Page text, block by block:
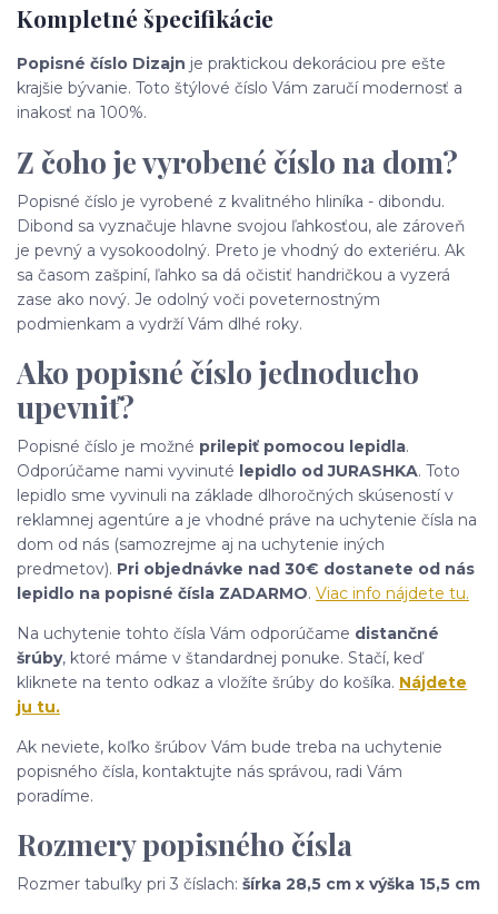
Kompletné špecifikácie
Popisné číslo Dizajn je praktickou dekoráciou pre ešte
krajšie bývanie. Toto štýlové číslo Vám zaručí modernosť a
inakosť na 100%.
Z čoho je vyrobené číslo na dom?
Popisné číslo je vyrobené z kvalitného hliníka - dibondu.
Dibond sa vyznačuje hlavne svojou ľahkosťou, ale zároveň
je pevný a vysokoodolný. Preto je vhodný do exteriéru. Ak
sa časom zašpiní, ľahko sa dá očistiť handričkou a vyzerá
zase ako nový. Je odolný voči poveternostným
podmienkam a vydrží Vám dlhé roky.
Ako popisné číslo jednoducho
upevniť?
Popisné číslo je možné prilepiť pomocou lepidla.
Odporúčame nami vyvinuté lepidlo od JURASHKA. Toto
lepidlo sme vyvinuli na základe dlhoročných skúseností v
reklamnej agentúre a je vhodné práve na uchytenie čísla na
dom od nás (samozrejme aj na uchytenie iných
predmetov). Pri objednávke nad 30€ dostanete od nás
lepidlo na popisné čísla ZADARMO. Viac info nájdete tu.
Na uchytenie tohto čísla Vám odporúčame distančné
šrúby, ktoré máme v štandardnej ponuke. Stačí, keď
kliknete na tento odkaz a vložíte šrúby do košíka. Nájdete
ju tu.
Ak neviete, koľko šrúbov Vám bude treba na uchytenie
popisného čísla, kontaktujte nás správou, radi Vám
poradíme.
Rozmery popisného čísla
Rozmer tabuľky pri 3 číslach: šírka 28,5 cm x výška 15,5 cm